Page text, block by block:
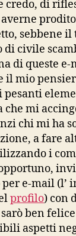
credo, di
sebbene il
di civile
di queste e-
il mio
pesanti
che mi
chi mi ha
a fare
i
e-mail (l’
profilo) con
ben
aspetti